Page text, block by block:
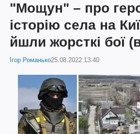
"Мощун" – про
історію села на
йшли жорсткі бої
Ігор Романько25.08.2022 13:40